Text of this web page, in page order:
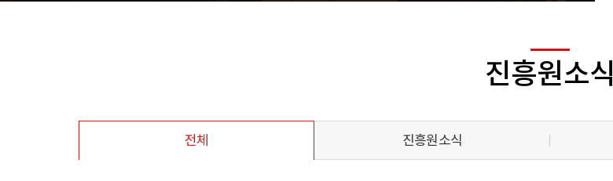
진흥원소식
전체 진흥원소식